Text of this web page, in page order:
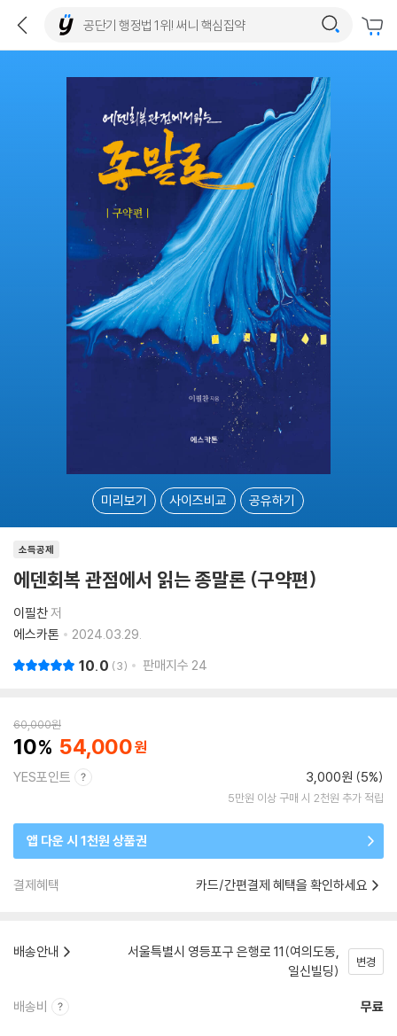
미리보기 사이즈비교 공유하기
소득공제
에덴회복 관점에서 읽는 종말론 (구약편)
이필찬저
에스카톤
2024.03.29.
10.0 3 판매지수 24
60,000원
10 54,000
YES포인트 3,000원 (5%)
5만원 이상 구매 시 2천원 추가 적립
앱 다운 시 1천원 상품권
결제혜택 카드/간편결제 혜택을 확인하세요
배송안내
서울특별시 영등포구 은행로 11(여의도동,
일신빌딩)
변경
배송비 무료